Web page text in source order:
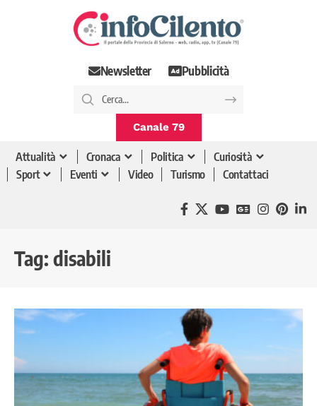
Newsletter Pubblicità
Canale 79
Attualità Cronaca Politica
Curiosità
Sport
Eventi Video Turismo Contattaci
Tag: disabili